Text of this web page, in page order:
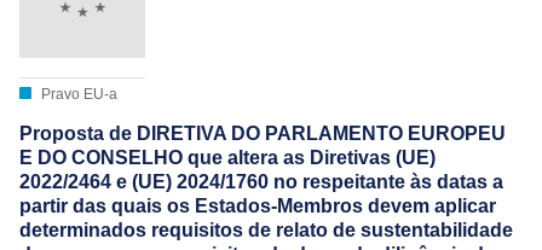
Pravo EU-a
Proposta de DIRETIVA DO PARLAMENTO EUROPEU
E DO CONSELHO que altera as Diretivas (UE)
2022/2464 e (UE) 2024/1760 no respeitante às datas a
partir das quais os Estados-Membros devem aplicar
determinados requisitos de relato de sustentabilidade